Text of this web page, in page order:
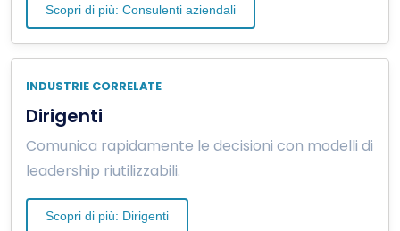
Scopri di più: Consulenti aziendali
INDUSTRIE CORRELATE
Dirigenti
Comunica rapidamente le decisioni con modelli di
leadership riutilizzabili.
Scopri di più: Dirigenti